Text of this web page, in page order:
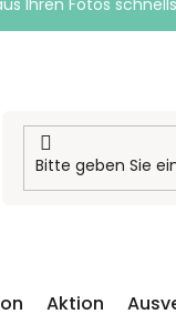
Ihren Fotos
Aktion